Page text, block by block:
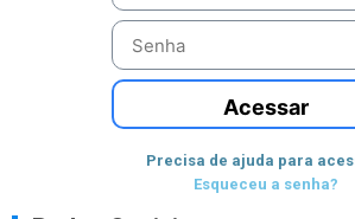
Acessar
Precisa de ajuda para
Esqueceu a senha?